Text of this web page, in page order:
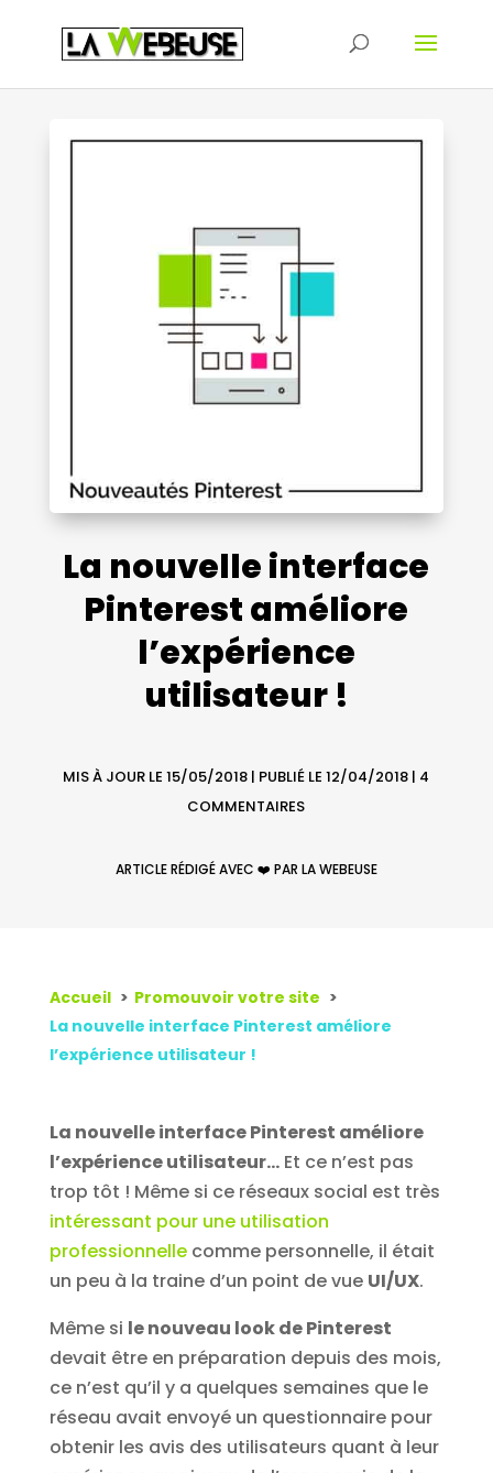
La nouvelle interface
Pinterest améliore
l’expérience
utilisateur !
MIS À JOUR LE 15/05/2018 | PUBLIÉ LE 12/04/2018 | 4
COMMENTAIRES
ARTICLE RÉDIGÉ AVEC ❤️ PAR LA WEBEUSE
Accueil
Promouvoir votre site
La nouvelle interface Pinterest améliore
l’expérience utilisateur !
La nouvelle interface Pinterest améliore
l’expérience utilisateur…Et ce n’est pas
trop tôt ! Même si ce réseaux social est très
intéressant pour une utilisation
professionnellecomme personnelle, il était
un peu à la traine d’un point de vue UI/UX.
Même si le nouveau look de Pinterest
devait être en préparation depuis des mois,
ce n’est qu’il y a quelques semaines que le
réseau avait envoyé un questionnaire pour
obtenir les avis des utilisateurs quant à leur